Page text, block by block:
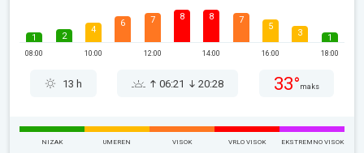
1
08:00
2
4
10:00
6 7
12:00
8 8
14:00
7
5
16:00
3 1
18:00
13 h 06:21 20:28 33° maks
NIZAK UMEREN VISOK VRLO VISOK EKSTREMNO VISOK